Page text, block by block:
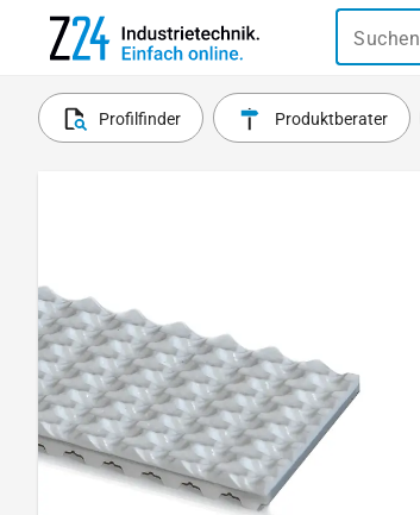
Suchen
Profilfinder Produktberater